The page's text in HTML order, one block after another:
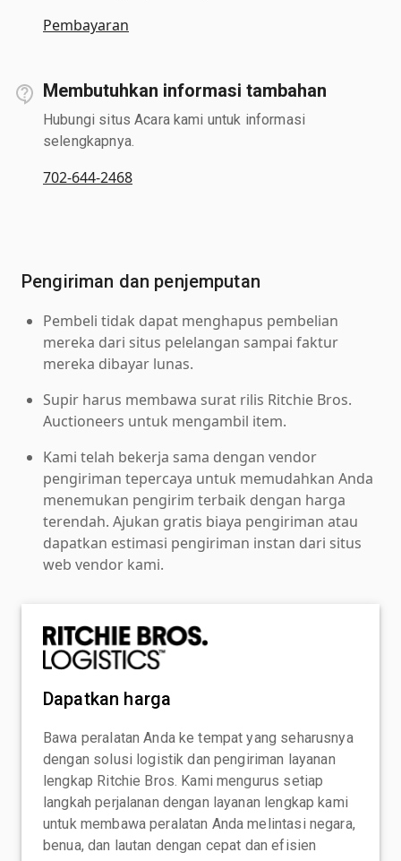
Pembayaran
Membutuhkan informasi tambahan
Hubungi situs Acara kami untuk informasi
selengkapnya.
702-644-2468
Pengiriman dan penjemputan
Pembeli tidak dapat menghapus pembelian
mereka dari situs pelelangan sampai faktur
mereka dibayar lunas.
Supir harus membawa surat rilis Ritchie Bros.
Auctioneers untuk mengambil item.
Kami telah bekerja sama dengan vendor
pengiriman tepercaya untuk memudahkan Anda
menemukan pengirim terbaik dengan harga
terendah. Ajukan gratis biaya pengiriman atau
dapatkan estimasi pengiriman instan dari situs
web vendor kami.
Dapatkan harga
Bawa peralatan Anda ke tempat yang seharusnya
dengan solusi logistik dan pengiriman layanan
lengkap Ritchie Bros. Kami mengurus setiap
langkah perjalanan dengan layanan lengkap kami
untuk membawa peralatan Anda melintasi negara,
benua, dan lautan dengan cepat dan efisien